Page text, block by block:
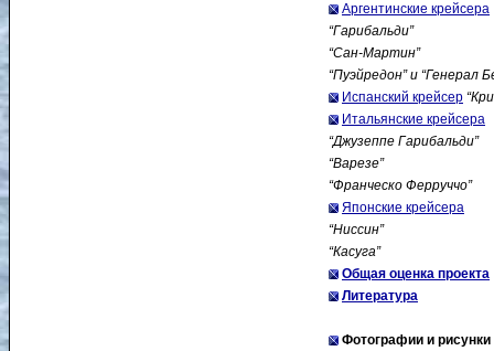
Аргентинские крейсера
“Гарибальди”
“Сан-Мартин”
“Пуэйредон” и “Генерал
Испанский крейсер
Итальянские крейсера
“Джузеппе Гарибальди”
“Варезе”
“Франческо Ферруччо”
Японские крейсера
“Ниссин”
“Касуга”
Общая оценка проекта
Литература
Фотографии и рисунки